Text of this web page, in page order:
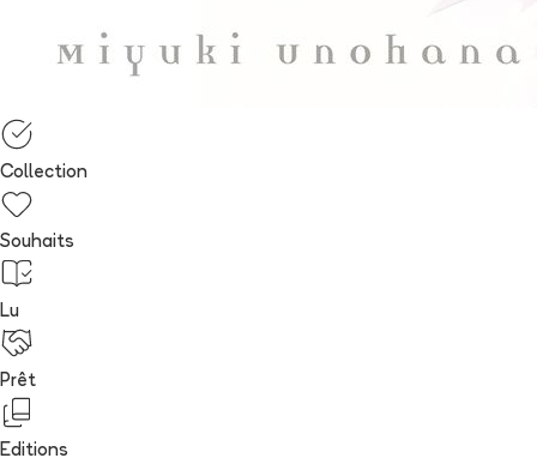
Collection
Souhaits
Lu
Prêt
Editions